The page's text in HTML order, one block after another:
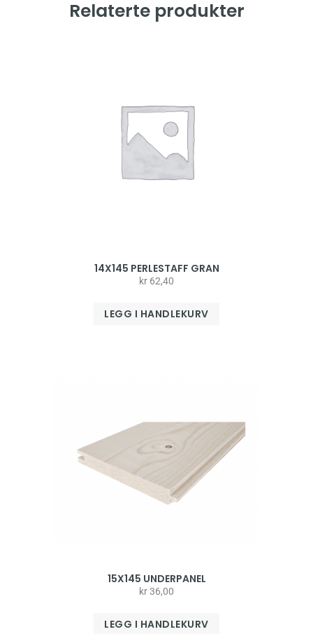
Relaterte produkter
14X145 PERLESTAFF GRAN
kr 62,40
LEGG I HANDLEKURV
15X145 UNDERPANEL
kr36,00
LEGG I HANDLEKURV